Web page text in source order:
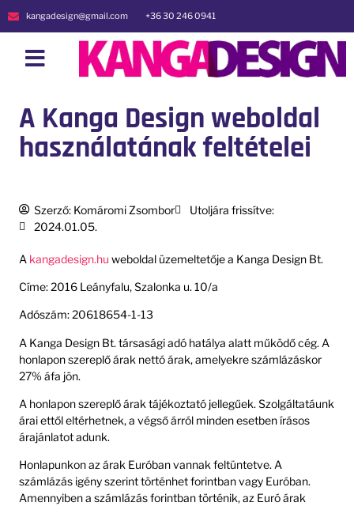
kangadesign@gmail.com +36 30 246 0941
A Kanga Design weboldal
használatának feltételei
Szerző: Komáromi Zsombor
Utoljára frissítve:
2024.01.05.
A kangadesign.hu weboldal üzemeltetője a Kanga Design Bt.
Címe: 2016 Leányfalu, Szalonka u. 10/a
Adószám: 20618654-1-13
A Kanga Design Bt. társasági adó hatálya alatt működő cég. A
honlapon szereplő árak nettó árak, amelyekre számlázáskor
27% áfa jön.
A honlapon szereplő árak tájékoztató jellegűek. Szolgáltatáunk
árai ettől eltérhetnek, a végső árról minden esetben írásos
árajánlatot adunk.
Honlapunkon az árak Euróban vannak feltüntetve. A
számlázás igény szerint történhet forintban vagy Euróban.
Amennyiben a számlázás forintban történik, az Euró árak